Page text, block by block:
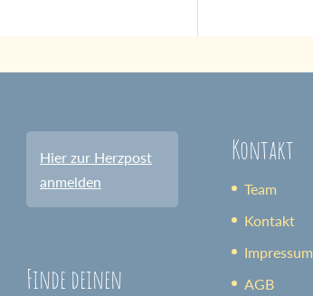
Hier zur Herzpost
anmelden
Finde deinen
Kontakt
Team
Kontakt
Impressum
AGB